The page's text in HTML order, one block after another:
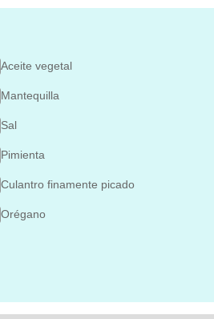
Aceite vegetal
Mantequilla
Sal
Pimienta
Culantro finamente picado
Orégano